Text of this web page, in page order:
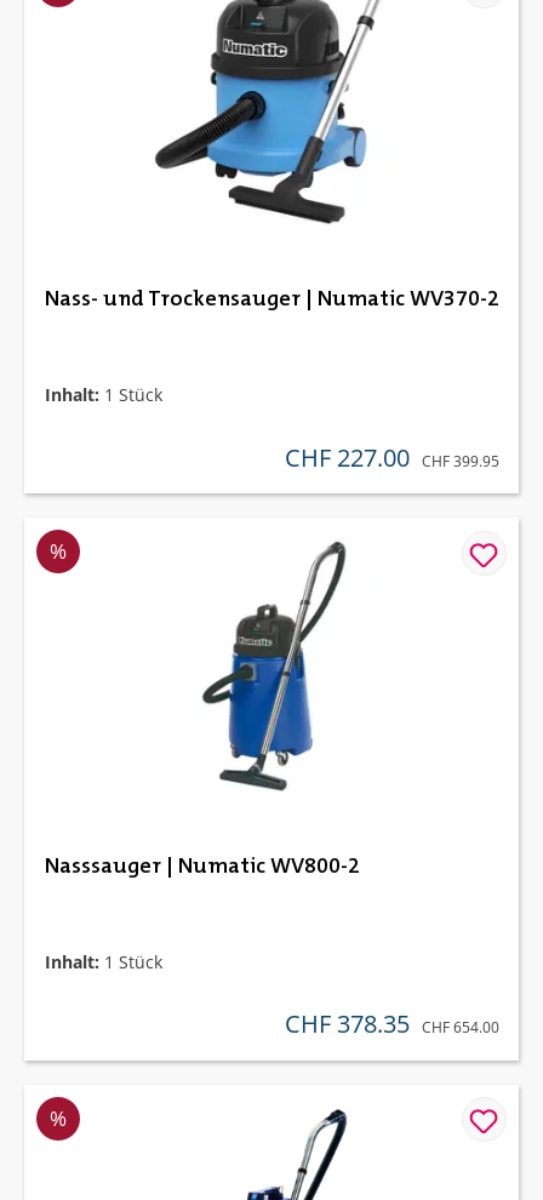
Nass- und Trockensauger | Numatic WV370-2
Inhalt: 1 Stück
verkaufspreis:
CHF 227.00 REGULÄRER
CHF 399.95
Rabatt
%
Nasssauger | Numatic WV800-2
Inhalt: 1 Stück
verkaufspreis:
CHF 378.35 REGULÄRER
CHF 654.00
Rabatt
%